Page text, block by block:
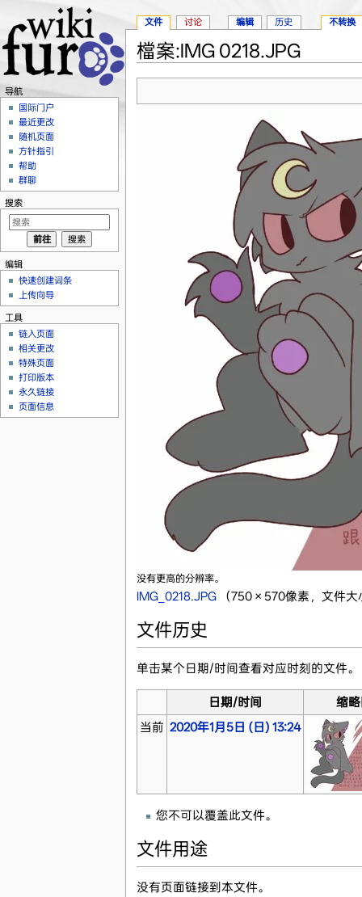
檔案:IMG 0218.JPG
没有更高的分辨率。
IMG_0218.JPG‎ （750 × 570像素，文件
文件历史
单击某个日期/时间查看对应时刻的文件。
日期/时间
缩
当前 2020年1月5日 (日) 13:24
您不可以覆盖此文件。
文件用途
没有页面链接到本文件。
文件 讨论 编辑 历史 不转换
导航
国际门户
最近更改
随机页面
方针指引
帮助
群聊
搜索
编辑
快速创建词条
上传向导
工具
链入页面
相关更改
特殊页面
打印版本
永久链接
页面信息